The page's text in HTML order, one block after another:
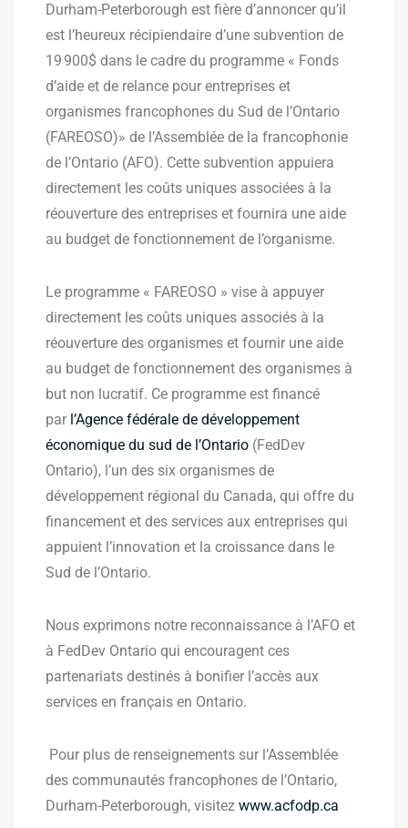
Durham-Peterborough est fière d’annoncer qu’il
est l’heureux récipiendaire d’une subvention de
19 900$ dans le cadre du programme « Fonds
d’aide et de relance pour entreprises et
organismes francophones du Sud de l’Ontario
(FAREOSO)» de l’Assemblée de la francophonie
de l’Ontario (AFO). Cette subvention appuiera
directement les coûts uniques associées à la
réouverture des entreprises et fournira une aide
au budget de fonctionnement de l’organisme.
Le programme « FAREOSO » vise à appuyer
directement les coûts uniques associés à la
réouverture des organismes et fournir une aide
au budget de fonctionnement des organismes à
but non lucratif. Ce programme est financé
par l’Agence fédérale de développement
économique du sud de l’Ontario (FedDev
Ontario), l’un des six organismes de
développement régional du Canada, qui offre du
financement et des services aux entreprises qui
appuient l’innovation et la croissance dans le
Sud de l’Ontario.
Nous exprimons notre reconnaissance à l’AFO et
à FedDev Ontario qui encouragent ces
partenariats destinés à bonifier l’accès aux
services en français en Ontario.
Pour plus de renseignements sur l’Assemblée
des communautés francophones de l’Ontario,
Durham-Peterborough, visitez www.acfodp.ca